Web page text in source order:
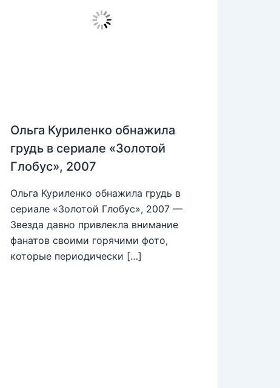
Ольга Куриленко обнажила
грудь в сериале «Золотой
Глобус», 2007
Ольга Куриленко обнажила грудь в
сериале «Золотой Глобус», 2007 —
Звезда давно привлекла внимание
фанатов своими горячими фото,
которые периодически […]